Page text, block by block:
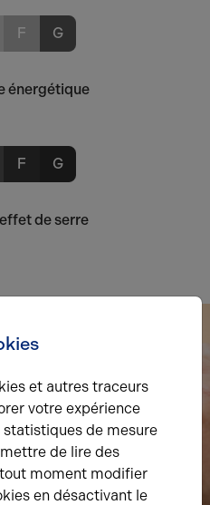
F G
énergétique
F G
de serre
et autres traceurs
votre expérience
de mesure
de lire des
moment modifier
en désactivant le